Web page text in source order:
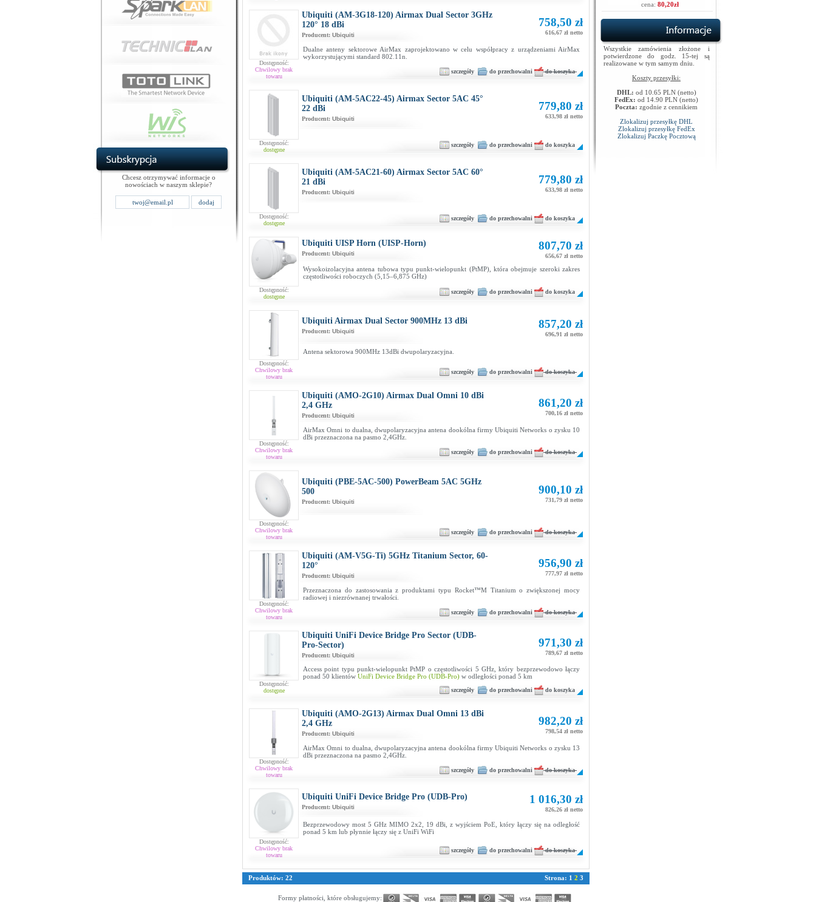
Chcesz otrzymywać informacje o
nowościach w naszym sklepie?
Dostępność:
Chwilowy brak
towaru
Ubiquiti (AM-3G18-120) Airmax Dual Sector 3GHz
120° 18 dBi
Producent: Ubiquiti
758,50 zł
616,67 zł netto
Dualne anteny sektorowe AirMax zaprojektowano w celu współpracy z urządzeniami AirMax
wykorzystującymi standard 802.11n.
szczegóły do przechowalni do koszyka
Dostępność:
dostępne
Ubiquiti (AM-5AC22-45) Airmax Sector 5AC 45°
22 dBi
Producent: Ubiquiti
779,80 zł
633,98 zł netto
szczegóły do przechowalni do koszyka
Dostępność:
dostępne
Ubiquiti (AM-5AC21-60) Airmax Sector 5AC 60°
21 dBi
Producent: Ubiquiti
779,80 zł
633,98 zł netto
szczegóły do przechowalni do koszyka
Dostępność:
dostępne
Ubiquiti UISP Horn (UISP-Horn)
Producent: Ubiquiti
807,70 zł
656,67 zł netto
Wysokoizolacyjna antena tubowa typu punkt-wielopunkt (PtMP), która obejmuje szeroki zakres
częstotliwości roboczych (5,15–6,875 GHz)
szczegóły do przechowalni do koszyka
Dostępność:
Chwilowy brak
towaru
Ubiquiti Airmax Dual Sector 900MHz 13 dBi
Producent: Ubiquiti
857,20 zł
696,91 zł netto
Antena sektorowa 900MHz 13dBi dwupolaryzacyjna.
szczegóły do przechowalni do koszyka
Dostępność:
Chwilowy brak
towaru
Ubiquiti (AMO-2G10) Airmax Dual Omni 10 dBi
2,4 GHz
Producent: Ubiquiti
861,20 zł
700,16 zł netto
AirMax Omni to dualna, dwupolaryzacyjna antena dookólna firmy Ubiquiti Networks o zysku 10
dBi przeznaczona na pasmo 2,4GHz.
szczegóły do przechowalni do koszyka
Dostępność:
Chwilowy brak
towaru
Ubiquiti (PBE-5AC-500) PowerBeam 5AC 5GHz
500
Producent: Ubiquiti
900,10 zł
731,79 zł netto
szczegóły do przechowalni do koszyka
Dostępność:
Chwilowy brak
towaru
Ubiquiti (AM-V5G-Ti) 5GHz Titanium Sector, 60-
120°
Producent: Ubiquiti
956,90 zł
777,97 zł netto
Przeznaczona do zastosowania z produktami typu Rocket™M Titanium o zwiększonej mocy
radiowej i niezrównanej trwałości.
szczegóły do przechowalni do koszyka
Dostępność:
dostępne
Ubiquiti UniFi Device Bridge Pro Sector (UDB-
Pro-Sector)
Producent: Ubiquiti
971,30 zł
789,67 zł netto
Access point typu punkt-wielopunkt PtMP o częstotliwości 5 GHz, który bezprzewodowo łączy
ponad 50 klientów UniFi Device Bridge Pro (UDB-Pro) w odległości ponad 5 km
szczegóły do przechowalni do koszyka
Dostępność:
Chwilowy brak
towaru
Ubiquiti (AMO-2G13) Airmax Dual Omni 13 dBi
2,4 GHz
Producent: Ubiquiti
982,20 zł
798,54 zł netto
AirMax Omni to dualna, dwupolaryzacyjna antena dookólna firmy Ubiquiti Networks o zysku 13
dBi przeznaczona na pasmo 2,4GHz.
szczegóły do przechowalni do koszyka
Dostępność:
Chwilowy brak
towaru
Ubiquiti UniFi Device Bridge Pro (UDB-Pro)
Producent: Ubiquiti
1 016,30 zł
826,26 zł netto
Bezprzewodowy most 5 GHz MIMO 2x2, 19 dBi, z wyjściem PoE, który łączy się na odległość
ponad 5 km lub płynnie łączy się z UniFi WiFi
szczegóły do przechowalni do koszyka
Produktów: 22 Strona: 1 2 3
Formy płatności, które obsługujemy:
cena: 80,20zł
Wszystkie zamówienia złożone i
potwierdzone do godz. 15-tej są
realizowane w tym samym dniu.
Koszty przesyłki:
DHL: od 10.65 PLN (netto)
FedEx: od 14.90 PLN (netto)
Poczta: zgodnie z cennikiem
Zlokalizuj przesyłkę DHL
Zlokalizuj przesyłkę FedEx
Zlokalizuj Paczkę Pocztową